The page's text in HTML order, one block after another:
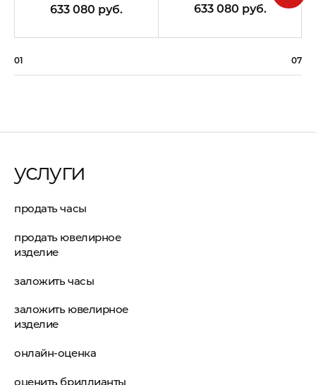
633 080 руб. 633 080 руб.
01 07
услуги
продать часы
продать ювелирное
изделие
заложить часы
заложить ювелирное
изделие
онлайн-оценка
оценить бриллианты